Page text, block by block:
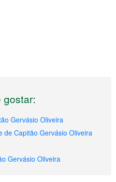
gostar:
Gervásio Oliveira
de Capitão Gervásio Oliveira
Gervásio Oliveira